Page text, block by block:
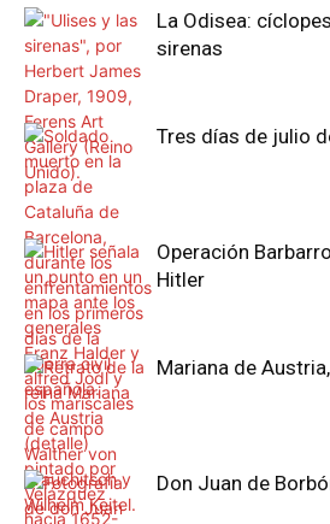
La Odisea:
sirenas
Tres días de julio
Operación
Hitler
Mariana de
Don Juan de